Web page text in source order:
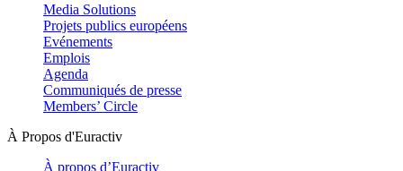
Media Solutions
Projets publics européens
Evénements
Emplois
Agenda
Communiqués de presse
Members’ Circle
À Propos d'Euractiv
À propos d’Euractiv